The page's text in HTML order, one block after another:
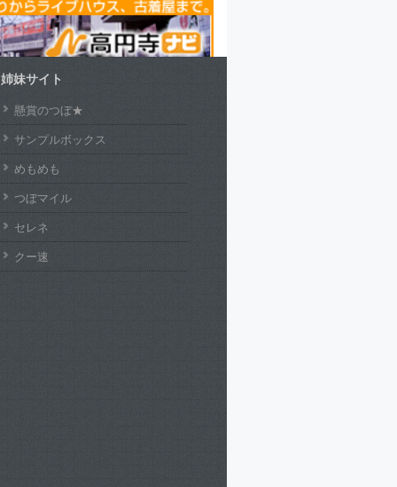
姉妹サイト
懸賞のつぼ★
サンプルボックス
めもめも
つぼマイル
セレネ
クー速